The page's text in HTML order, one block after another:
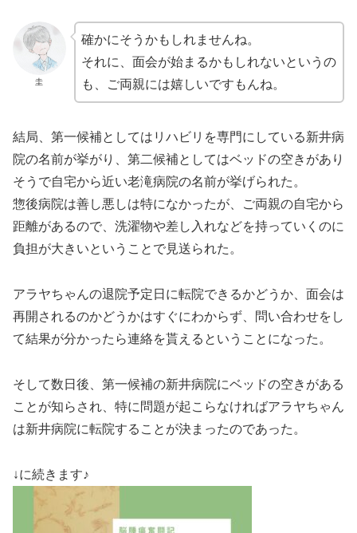
圭
確かにそうかもしれませんね。
それに、面会が始まるかもしれないというの
も、ご両親には嬉しいですもんね。
結局、第一候補としてはリハビリを専門にしている新井病
院の名前が挙がり、第二候補としてはベッドの空きがあり
そうで自宅から近い老滝病院の名前が挙げられた。
惣後病院は善し悪しは特になかったが、ご両親の自宅から
距離があるので、洗濯物や差し入れなどを持っていくのに
負担が大きいということで見送られた。
アラヤちゃんの退院予定日に転院できるかどうか、面会は
再開されるのかどうかはすぐにわからず、問い合わせをし
て結果が分かったら連絡を貰えるということになった。
そして数日後、第一候補の新井病院にベッドの空きがある
ことが知らされ、特に問題が起こらなければアラヤちゃん
は新井病院に転院することが決まったのであった。
↓に続きます♪